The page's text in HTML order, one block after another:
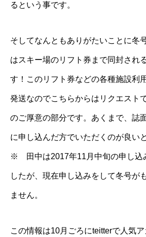
るという事です。
そしてなんともありがたいことに冬
はスキー場のリフト券まで同封され
す！このリフト券などの各種施設利
発送なのでこちらからはリクエスト
のご厚意の部分です。あくまで、誌
に申し込んだ方でいただくのが良い
※ 田中は2017年11月中旬の申し込
したが、現在申し込みをして冬号が
ません。
この情報は10月ごろにteitterで人気ア